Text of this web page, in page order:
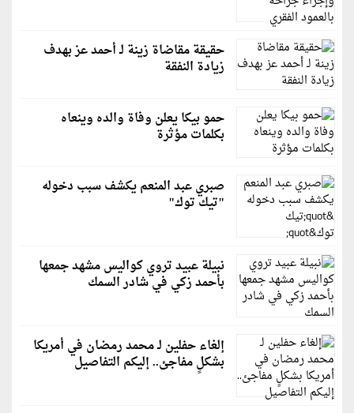
حقيقة مقاضاة زينة لـ أحمد عز بهدف
زيادة النفقة
حمو بيكا يعلن وفاة والده وينعاه
بكلمات مؤثرة
صبري عبد المنعم يكشف سبب دخوله
"تيك توك"
نبيلة عبيد تروي كواليس مشهد جمعها
بأحمد زكي في شادر السمك
إلغاء حفلين لـ محمد رمضان في أمريكا
بشكلٍ مفاجئ.. إليكم التفاصيل